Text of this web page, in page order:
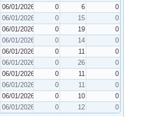
06/01/2026 0 6
0
06/01/2026 0 15
0
06/01/2026 0 19
0
06/01/2026 0 14
0
06/01/2026 0 11
0
06/01/2026 0 26
0
06/01/2026 0 11
0
06/01/2026 0 11
0
06/01/2026 0 10
0
06/01/2026 0 12 0